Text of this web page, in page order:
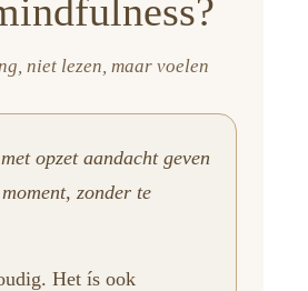
niet lezen, maar voelen
met opzet aandacht geven
zonder te
Het ís ook